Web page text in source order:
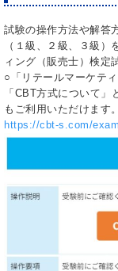
試験の操作方法や解答
（１級、２級、３級
ィング（販売士）検定
○「リテールマーケテ
「CBT方式について
もご利用いただけます。
https://cbt-s.com/